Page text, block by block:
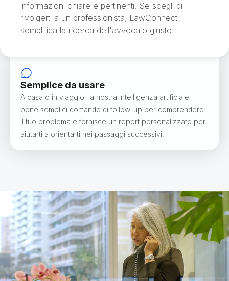
informazioni chiare e pertinenti. Se scegli di
rivolgerti a un professionista, LawConnect
semplifica la ricerca dell'avvocato giusto.
Semplice da usare
A casa o in viaggio, la nostra intelligenza artificiale
pone semplici domande di follow-up per comprendere
il tuo problema e fornisce un report personalizzato per
aiutarti a orientarti nei passaggi successivi.